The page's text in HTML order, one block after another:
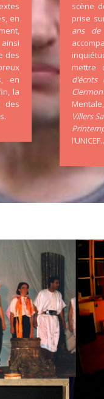
en
des
en
la
des
scène
prise
ans
mettre
Villers